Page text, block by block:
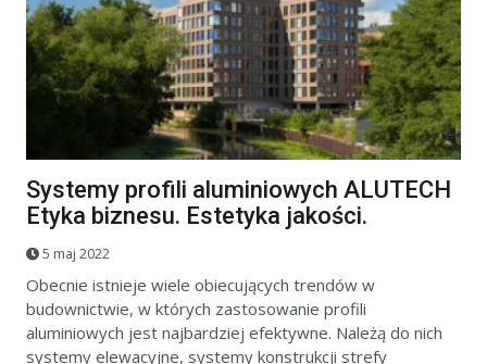
Systemy profili aluminiowych ALUTECH
Etyka biznesu. Estetyka jakości.
5 maj 2022
Obecnie istnieje wiele obiecujących trendów w
budownictwie, w których zastosowanie profili
aluminiowych jest najbardziej efektywne. Należą do nich
systemy elewacyjne, systemy konstrukcji strefy